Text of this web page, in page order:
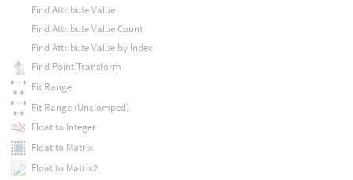
Find Attribute Value
Find Attribute Value Count
Find Attribute Value by Index
Find Point Transform
Fit Range
Fit Range (Unclamped)
Float to Integer
Float to Matrix
Float to Matrix2